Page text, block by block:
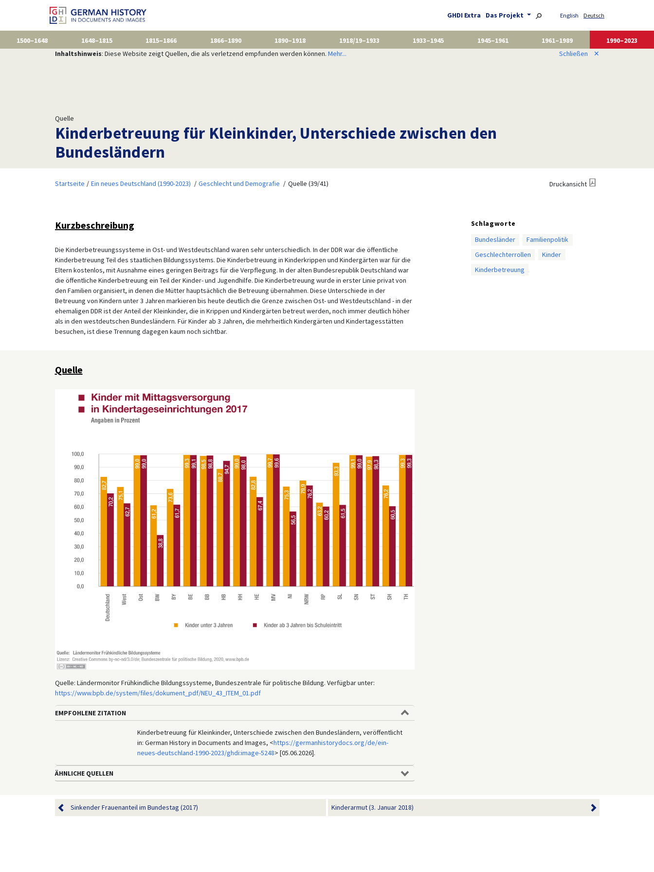
GHDI Extra Das Projekt English Deutsch
1500–1648 1648–1815 1815–1866 1866–1890 1890–1918 1918/19–1933 1933–1945 1945–1961 1961–1989
1990–2023
Inhaltshinweis: Diese Website zeigt Quellen, die als verletzend empfunden werden können. Mehr... Schließen ✕
Quelle
Kinderbetreuung für Kleinkinder, Unterschiede zwischen den
Bundesländern
Startseite Ein neues Deutschland (1990-2023) Geschlecht und Demografie Quelle (39/41) Druckansicht
Kurzbeschreibung
Die Kinderbetreuungssysteme in Ost- und Westdeutschland waren sehr unterschiedlich. In der DDR war die öffentliche
Kinderbetreuung Teil des staatlichen Bildungssystems. Die Kinderbetreuung in Kinderkrippen und Kindergärten war für die
Eltern kostenlos, mit Ausnahme eines geringen Beitrags für die Verpflegung. In der alten Bundesrepublik Deutschland war
die öffentliche Kinderbetreuung ein Teil der Kinder- und Jugendhilfe. Die Kinderbetreuung wurde in erster Linie privat von
den Familien organisiert, in denen die Mütter hauptsächlich die Betreuung übernahmen. Diese Unterschiede in der
Betreuung von Kindern unter 3 Jahren markieren bis heute deutlich die Grenze zwischen Ost- und Westdeutschland - in der
ehemaligen DDR ist der Anteil der Kleinkinder, die in Krippen und Kindergärten betreut werden, noch immer deutlich höher
als in den westdeutschen Bundesländern. Für Kinder ab 3 Jahren, die mehrheitlich Kindergärten und Kindertagesstätten
besuchen, ist diese Trennung dagegen kaum noch sichtbar.
Schlagworte
Bundesländer
Familienpolitik
Geschlechterrollen
Kinder
Kinderbetreuung
Quelle
Quelle: Ländermonitor Frühkindliche Bildungssysteme, Bundeszentrale für politische Bildung. Verfügbar unter:
https://www.bpb.de/system/files/dokument_pdf/NEU_43_ITEM_01.pdf
EMPFOHLENE ZITATION
Kinderbetreuung für Kleinkinder, Unterschiede zwischen den Bundesländern, veröffentlicht
in: German History in Documents and Images, <https://germanhistorydocs.org/de/ein-
neues-deutschland-1990-2023/ghdi:image-5248> [05.06.2026].
ÄHNLICHE QUELLEN
Sinkender Frauenanteil im Bundestag (2017) Kinderarmut (3. Januar 2018)